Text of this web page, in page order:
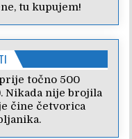
tu kupujem!
točno 500
Nikada nije brojila
čine četvorica